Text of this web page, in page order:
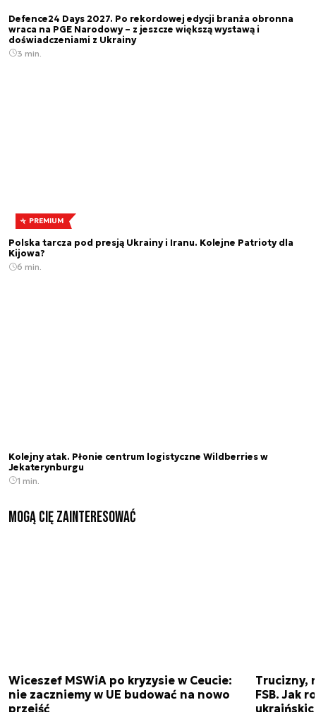
Defence24 Days 2027. Po rekordowej edycji branża obronna
wraca na PGE Narodowy – z jeszcze większą wystawą i
doświadczeniami z Ukrainy
3 min.
PREMIUM
Polska tarcza pod presją Ukrainy i Iranu. Kolejne Patrioty dla
Kijowa?
6 min.
Kolejny atak. Płonie centrum logistyczne Wildberries w
Jekaterynburgu
1 min.
Mogą Cię zainteresować
Wiceszef MSWiA po kryzysie w Ceucie:
nie zaczniemy w UE budować na nowo
przejść
Trucizny,
FSB. Jak